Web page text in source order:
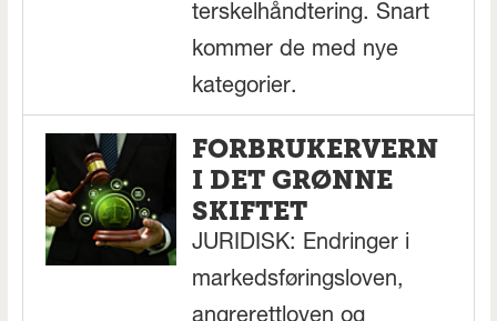
terskelhåndtering. Snart
kommer de med nye
kategorier.
FORBRUKERVERN
I DET GRØNNE
SKIFTET
JURIDISK: Endringer i
markedsføringsloven,